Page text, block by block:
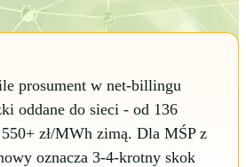
prosument w net-billingu
oddane do sieci - od 136
zł/MWh zimą. Dla MŚP z
oznacza 3-4-krotny skok